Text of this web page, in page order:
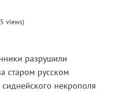
views)
разрушили
старом русском
некрополя